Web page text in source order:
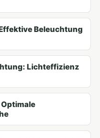
Beleuchtung
Lichteffizienz